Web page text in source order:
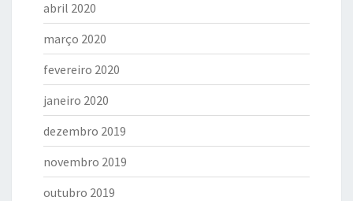
abril 2020
março 2020
fevereiro 2020
janeiro 2020
dezembro 2019
novembro 2019
outubro 2019